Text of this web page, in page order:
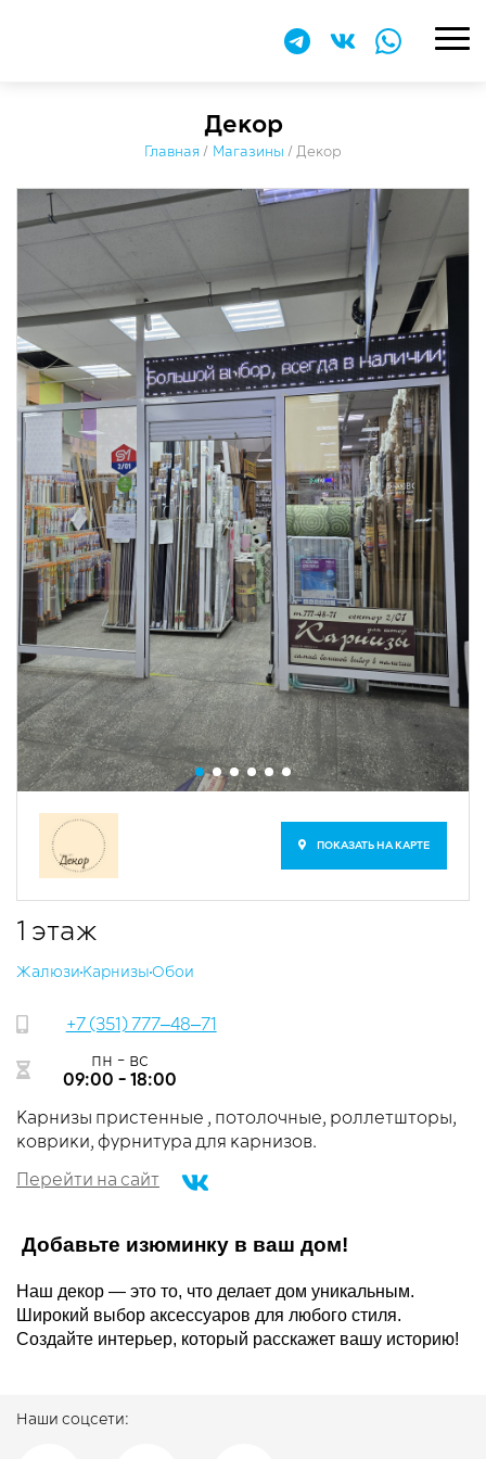
Декор
Главная / Магазины /Декор
ПОКАЗАТЬ НА КАРТЕ
1 этаж
​Жалюзи Карнизы​Обои
+7 (351) 777‒48‒71
пн - вс
09:00 - 18:00
Карнизы пристенные , потолочные, роллетшторы,
коврики, фурнитура для карнизов.
Перейти на сайт
Добавьте изюминку в ваш дом!
Наш декор — это то, что делает дом уникальным.
Широкий выбор аксессуаров для любого стиля.
Создайте интерьер, который расскажет вашу историю!
Наши соцсети: